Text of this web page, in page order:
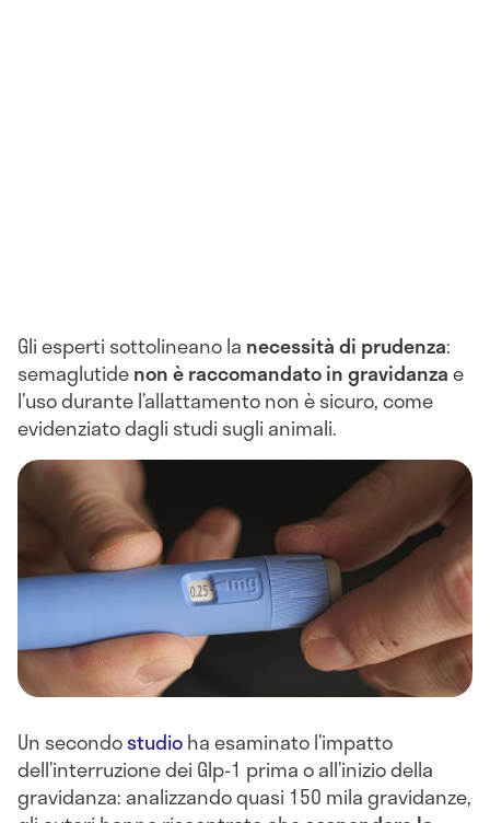
Gli esperti sottolineano la necessità di prudenza:
semaglutidenon è raccomandato in gravidanzae
l’uso durante l’allattamento non è sicuro, come
evidenziato dagli studi sugli animali.
Un secondostudioha esaminato l’impatto
dell’interruzione dei Glp-1 prima o all’inizio della
gravidanza: analizzando quasi 150 mila gravidanze,